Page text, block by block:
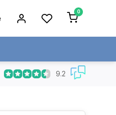
0
LED stripsmet 5 jaar
9.2